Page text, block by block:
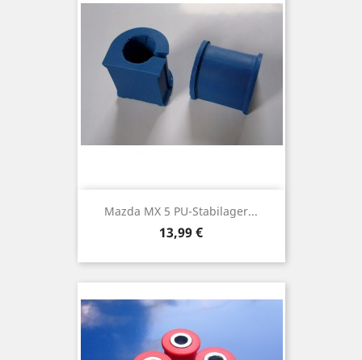
Mazda MX 5 PU-Stabilager...
Preis
13,99 €